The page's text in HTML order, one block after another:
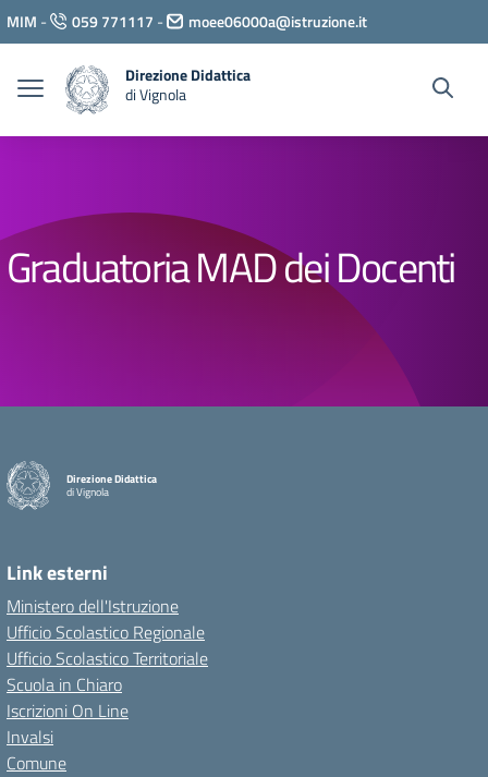
Vai ai contenuti
Vai al menu di navigazione
Vai al footer
MIM - 059 771117 - moee06000a@istruzione.it
Direzione Didattica
di Vignola
Graduatoria MAD dei Docenti
Direzione Didattica
di Vignola
Link esterni
Ministero dell'Istruzione
Ufficio Scolastico Regionale
Ufficio Scolastico Territoriale
Scuola in Chiaro
Iscrizioni On Line
Invalsi
Comune